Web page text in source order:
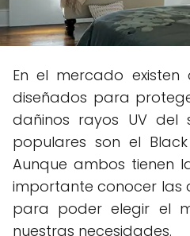
En el mercado existen
diseñados para
dañinos rayos UV del
populares son el
Aunque ambos tienen
importante conocer las
para poder elegir el
nuestras necesidades.